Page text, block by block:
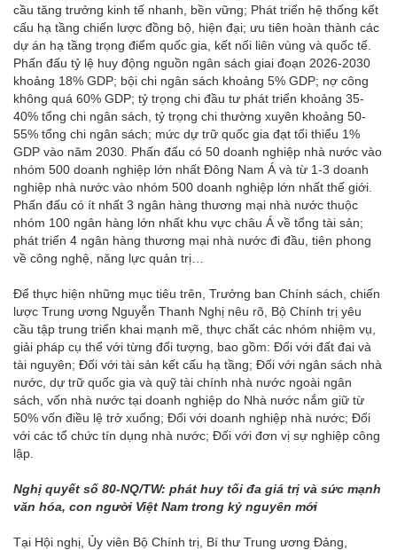
cầu tăng trưởng kinh tế nhanh, bền vững; Phát triển hệ thống kết
cấu hạ tầng chiến lược đồng bộ, hiện đại; ưu tiên hoàn thành các
dự án hạ tầng trọng điểm quốc gia, kết nối liên vùng và quốc tế.
Phấn đấu tỷ lệ huy động nguồn ngân sách giai đoạn 2026-2030
khoảng 18% GDP; bội chi ngân sách khoảng 5% GDP; nợ công
không quá 60% GDP; tỷ trọng chi đầu tư phát triển khoảng 35-
40% tổng chi ngân sách, tỷ trọng chi thường xuyên khoảng 50-
55% tổng chi ngân sách; mức dự trữ quốc gia đạt tối thiểu 1%
GDP vào năm 2030. Phấn đấu có 50 doanh nghiệp nhà nước vào
nhóm 500 doanh nghiệp lớn nhất Đông Nam Á và từ 1-3 doanh
nghiệp nhà nước vào nhóm 500 doanh nghiệp lớn nhất thế giới.
Phấn đấu có ít nhất 3 ngân hàng thương mại nhà nước thuộc
nhóm 100 ngân hàng lớn nhất khu vực châu Á về tổng tài sản;
phát triển 4 ngân hàng thương mại nhà nước đi đầu, tiên phong
về công nghệ, năng lực quản trị…
Để thực hiện những mục tiêu trên, Trưởng ban Chính sách, chiến
lược Trung ương Nguyễn Thanh Nghị nêu rõ, Bộ Chính trị yêu
cầu tập trung triển khai mạnh mẽ, thực chất các nhóm nhiệm vụ,
giải pháp cụ thể với từng đối tượng, bao gồm: Đối với đất đai và
tài nguyên; Đối với tài sản kết cấu hạ tầng; Đối với ngân sách nhà
nước, dự trữ quốc gia và quỹ tài chính nhà nước ngoài ngân
sách, vốn nhà nước tại doanh nghiệp do Nhà nước nắm giữ từ
50% vốn điều lệ trở xuống; Đối với doanh nghiệp nhà nước; Đối
với các tổ chức tín dụng nhà nước; Đối với đơn vị sự nghiệp công
lập.
Nghị quyết số 80-NQ/TW: phát huy tối đa giá trị và sức mạnh
văn hóa, con người Việt Nam trong kỷ nguyên mới
Tại Hội nghị, Ủy viên Bộ Chính trị, Bí thư Trung ương Đảng,